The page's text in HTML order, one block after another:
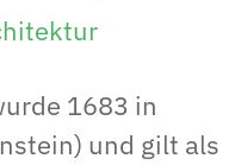
1683 in
und gilt als